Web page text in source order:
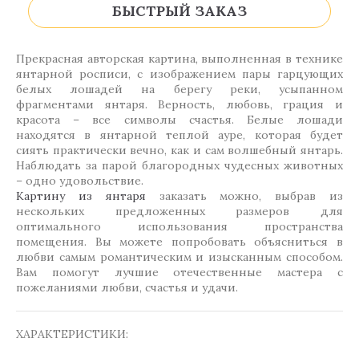
БЫСТРЫЙ ЗАКАЗ
Прекрасная авторская картина, выполненная в технике
янтарной росписи, с изображением пары гарцующих
белых лошадей на берегу реки, усыпанном
фрагментами янтаря. Верность, любовь, грация и
красота – все символы счастья. Белые лошади
находятся в янтарной теплой ауре, которая будет
сиять практически вечно, как и сам волшебный янтарь.
Наблюдать за парой благородных чудесных животных
– одно удовольствие.
Картину из янтаря заказать можно, выбрав из
нескольких предложенных размеров для
оптимального использования пространства
помещения. Вы можете попробовать объясниться в
любви самым романтическим и изысканным способом.
Вам помогут лучшие отечественные мастера с
пожеланиями любви, счастья и удачи.
ХАРАКТЕРИСТИКИ: